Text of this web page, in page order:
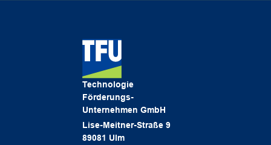
Technologie
Förderungs-
Unternehmen GmbH
Lise-Meitner-Straße 9
89081 Ulm